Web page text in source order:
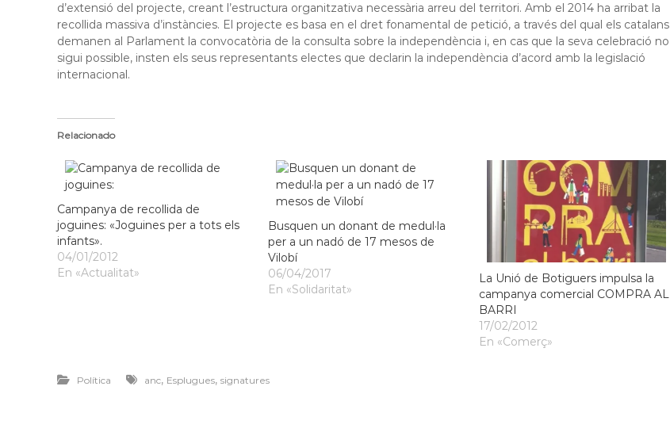
d’extensió del projecte, creant l’estructura organitzativa necessària arreu del territori. Amb el 2014 ha arribat la
recollida massiva d’instàncies. El projecte es basa en el dret fonamental de petició, a través del qual els catalans
demanen al Parlament la convocatòria de la consulta sobre la independència i, en cas que la seva celebració no
sigui possible, insten els seus representants electes que declarin la independència d’acord amb la legislació
internacional.
Relacionado
Campanya de recollida de
joguines: «Joguines per a tots els
infants».
04/01/2012
En «Actualitat»
Busquen un donant de medul·la
per a un nadó de 17 mesos de
Vilobí
06/04/2017
En «Solidaritat»
La Unió de Botiguers impulsa la
campanya comercial COMPRA AL
BARRI
17/02/2012
En «Comerç»
Política anc, Esplugues, signatures